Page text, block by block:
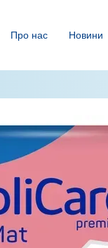
Про нас Новини